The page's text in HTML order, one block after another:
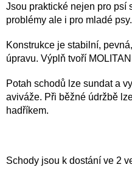
Jsou praktické nejen pro psí
problémy ale i pro mladé psy.
Konstrukce je stabilní,
úpravu. Výplň tvoří
Potah schodů lze sundat a
aviváže. Při běžné údržbě
hadříkem.
Schody jsou k dostání ve 2